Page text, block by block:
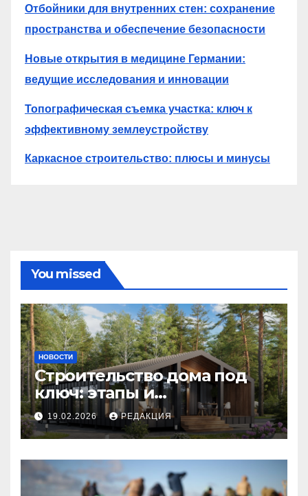
Отбойники для внутренних стен: сохранение
пространства и обеспечение безопасности
Новые открытия в медицине Германии:
ведущие исследования и инновации
Топографическая съемка участка: ключ к
эффективному землеустройству
Каркасное строительство: плюсы и минусы
You missed
НОВОСТИ
Строительство дома под
ключ: этапы и
планирование бюджета
19.02.2026 РЕДАКЦИЯ